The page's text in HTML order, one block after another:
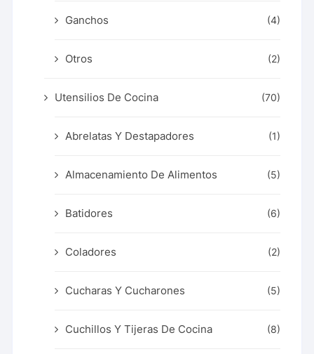
Ganchos (4)
Otros (2)
Utensilios De Cocina (70)
Abrelatas Y Destapadores (1)
Almacenamiento De Alimentos (5)
Batidores (6)
Coladores (2)
Cucharas Y Cucharones (5)
Cuchillos Y Tijeras De Cocina (8)